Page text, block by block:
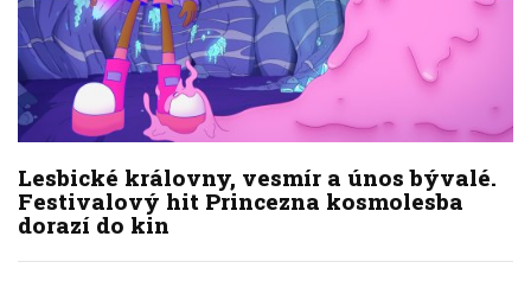
Lesbické královny, vesmír a únos bývalé.
Festivalový hit Princezna kosmolesba
dorazí do kin